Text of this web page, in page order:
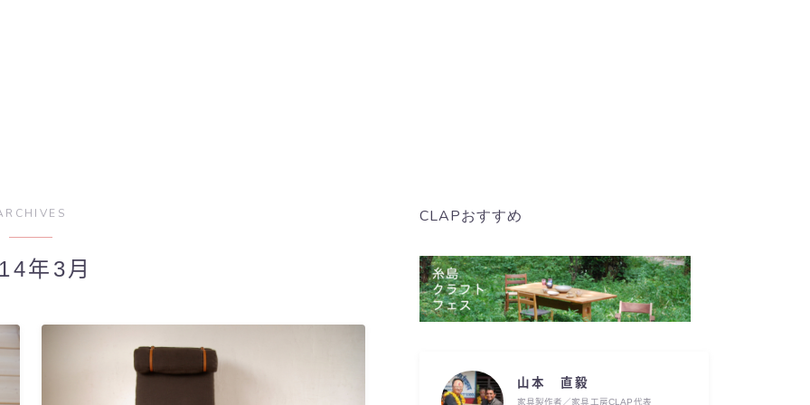
年3月
CLAPおすすめ
山本 直毅
家具製作者／家具工房CLAP代表